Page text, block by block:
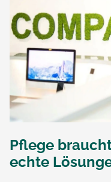
Pflege
echte